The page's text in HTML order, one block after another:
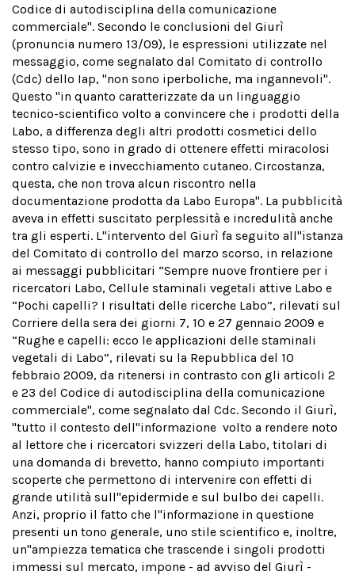
Codice di autodisciplina della comunicazione
commerciale". Secondo le conclusioni del Giurì
(pronuncia numero 13/09), le espressioni utilizzate nel
messaggio, come segnalato dal Comitato di controllo
(Cdc) dello Iap, "non sono iperboliche, ma ingannevoli".
Questo "in quanto caratterizzate da un linguaggio
tecnico-scientifico volto a convincere che i prodotti della
Labo, a differenza degli altri prodotti cosmetici dello
stesso tipo, sono in grado di ottenere effetti miracolosi
contro calvizie e invecchiamento cutaneo. Circostanza,
questa, che non trova alcun riscontro nella
documentazione prodotta da Labo Europa". La pubblicità
aveva in effetti suscitato perplessità e incredulità anche
tra gli esperti. L''intervento del Giurì fa seguito all''istanza
del Comitato di controllo del marzo scorso, in relazione
ai messaggi pubblicitari “Sempre nuove frontiere per i
ricercatori Labo, Cellule staminali vegetali attive Labo e
“Pochi capelli? I risultati delle ricerche Labo”, rilevati sul
Corriere della sera dei giorni 7, 10 e 27 gennaio 2009 e
“Rughe e capelli: ecco le applicazioni delle staminali
vegetali di Labo”, rilevati su la Repubblica del 10
febbraio 2009, da ritenersi in contrasto con gli articoli 2
e 23 del Codice di autodisciplina della comunicazione
commerciale", come segnalato dal Cdc. Secondo il Giurì,
"tutto il contesto dell''informazione volto a rendere noto
al lettore che i ricercatori svizzeri della Labo, titolari di
una domanda di brevetto, hanno compiuto importanti
scoperte che permettono di intervenire con effetti di
grande utilità sull''epidermide e sul bulbo dei capelli.
Anzi, proprio il fatto che l''informazione in questione
presenti un tono generale, uno stile scientifico e, inoltre,
un''ampiezza tematica che trascende i singoli prodotti
immessi sul mercato, impone - ad avviso del Giurì -